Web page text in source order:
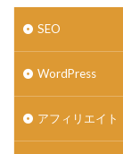
SEO
WordPress
アフィリエイト